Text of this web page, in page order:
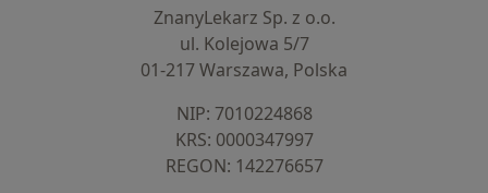
ZnanyLekarz Sp. z o.o.
ul. Kolejowa 5/7
01-217 Warszawa, Polska
NIP: ⁠7010224868
KRS: ⁠0000347997
REGON: ⁠142276657